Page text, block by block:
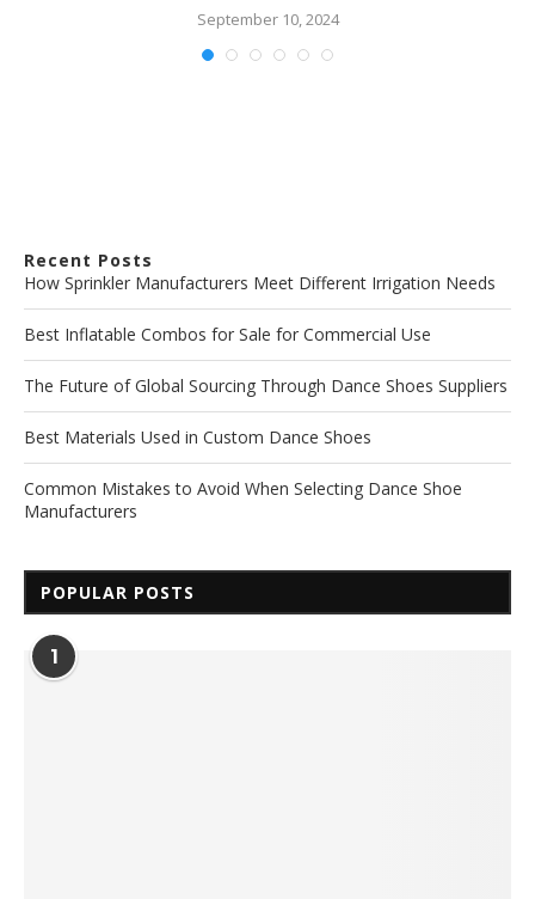
September 10, 2024
Recent Posts
How Sprinkler Manufacturers Meet Different Irrigation Needs
Best Inflatable Combos for Sale for Commercial Use
The Future of Global Sourcing Through Dance Shoes Suppliers
Best Materials Used in Custom Dance Shoes
Common Mistakes to Avoid When Selecting Dance Shoe
Manufacturers
POPULAR POSTS
1